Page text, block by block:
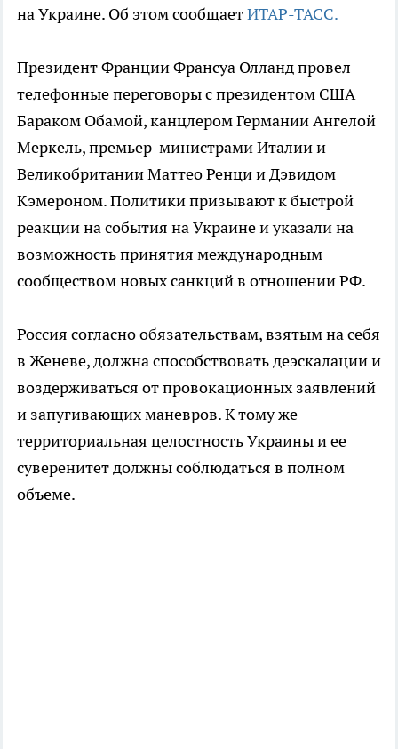
на Украине. Об этом сообщаетИТАР-ТАСС.
Президент Франции Франсуа Олланд провел
телефонные переговоры с президентом США
Бараком Обамой, канцлером Германии Ангелой
Меркель, премьер-министрами Италии и
Великобритании Маттео Ренци и Дэвидом
Кэмероном. Политики призывают к быстрой
реакции на события на Украине и указали на
возможность принятия международным
сообществом новых санкций в отношении РФ.
Россия согласно обязательствам, взятым на себя
в Женеве, должна способствовать деэскалации и
воздерживаться от провокационных заявлений
и запугивающих маневров. К тому же
территориальная целостность Украины и ее
суверенитет должны соблюдаться в полном
объеме.